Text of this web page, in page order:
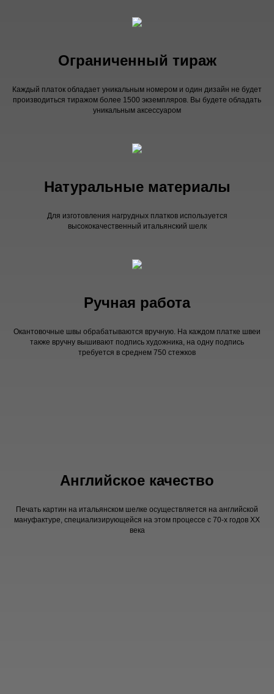
Ограниченный тираж
Каждый платок обладает уникальным номером и один дизайн не будет
производиться тиражом более 1500 экземпляров. Вы будете обладать
уникальным аксессуаром
Натуральные материалы
Для изготовления нагрудных платков используется
высококачественный итальянский шелк
Ручная работа
Окантовочные швы обрабатываются вручную. На каждом платке швеи
также вручну вышивают подпись художника, на одну подпись
требуется в среднем 750 стежков
Английское качество
Печать картин на итальянском шелке осуществляется на английской
мануфактуре, специализирующейся на этом процессе с 70-х годов XX
века